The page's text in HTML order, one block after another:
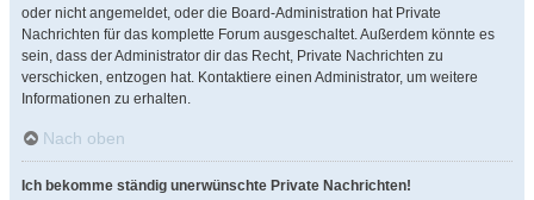
oder nicht angemeldet, oder die Board-Administration hat Private
Nachrichten für das komplette Forum ausgeschaltet. Außerdem könnte es
sein, dass der Administrator dir das Recht, Private Nachrichten zu
verschicken, entzogen hat. Kontaktiere einen Administrator, um weitere
Informationen zu erhalten.
Nach oben
Ich bekomme ständig unerwünschte Private Nachrichten!